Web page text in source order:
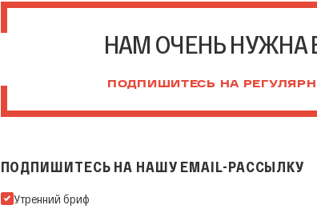
НАМ ОЧЕНЬ
ПОДПИШИТЕСЬ НА
ПОДПИШИТЕСЬ НА НАШУ EMAIL-РАССЫЛКУ
Подпишитесь на нашу Email-рассылку
Утренний бриф